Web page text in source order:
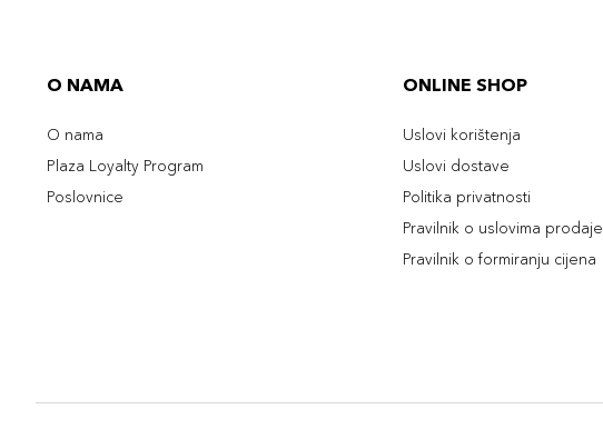
O NAMA
O nama
Plaza Loyalty Program
Poslovnice
ONLINE SHOP
Uslovi korištenja
Uslovi dostave
Politika privatnosti
Pravilnik o uslovima prodaje
Pravilnik o formiranju cijena